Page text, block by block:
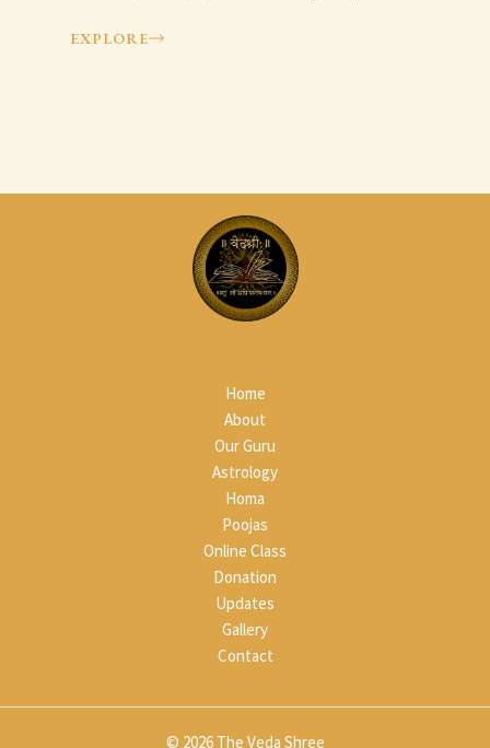
EXPLORE
Home
About
Our Guru
Astrology
Homa
Poojas
Online Class
Donation
Updates
Gallery
Contact
© 2026 The Veda Shree